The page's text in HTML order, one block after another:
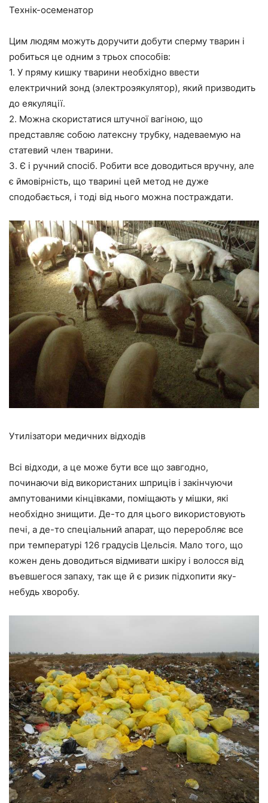
Технік-осеменатор
Цим людям можуть доручити добути сперму тварин і
робиться це одним з трьох способів:
1. У пряму кишку тварини необхідно ввести
електричний зонд (электроэякулятор), який призводить
до еякуляції.
2. Можна скористатися штучної вагіною, що
представляє собою латексну трубку, надеваемую на
статевий член тварини.
3. Є і ручний спосіб. Робити все доводиться вручну, але
є ймовірність, що тварині цей метод не дуже
сподобається, і тоді від нього можна постраждати.
Утилізатори медичних відходів
Всі відходи, а це може бути все що завгодно,
починаючи від використаних шприців і закінчуючи
ампутованими кінцівками, поміщають у мішки, які
необхідно знищити. Де-то для цього використовують
печі, а де-то спеціальний апарат, що переробляє все
при температурі 126 градусів Цельсія. Мало того, що
кожен день доводиться відмивати шкіру і волосся від
въевшегося запаху, так ще й є ризик підхопити яку-
небудь хворобу.